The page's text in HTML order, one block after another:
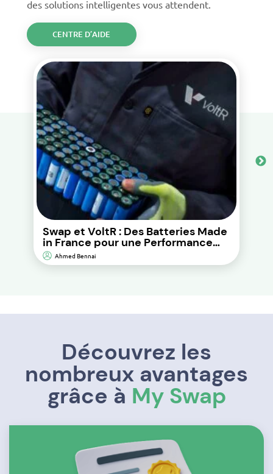
des solutions intelligentes vous attendent.
CENTRE D’AIDE
Swap et VoltR : Des Batteries Made
in France pour une Performance
Durable et d’Impact
Environnemental Réduit.
Ahmed Bennai
Découvrez les
nombreux avantages
grâce à My Swap